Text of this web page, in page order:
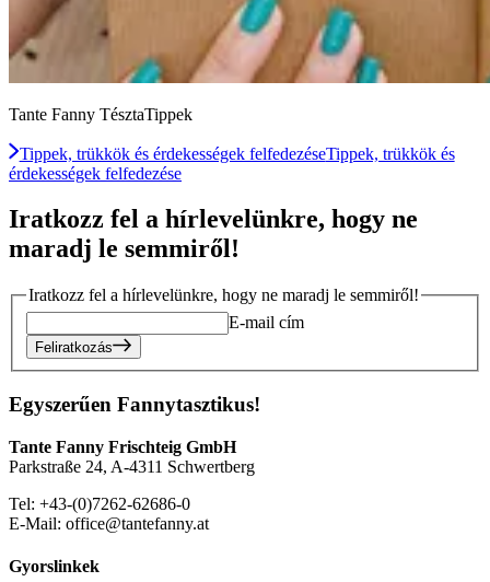
Tante Fanny TésztaTippek
Tippek, trükkök és érdekességek felfedezéseTippek, trükkök és
érdekességek felfedezése
Iratkozz fel a hírlevelünkre, hogy ne
maradj le semmiről!
Iratkozz fel a hírlevelünkre, hogy ne maradj le semmiről!
E-mail cím
Feliratkozás
Egyszerűen Fannytasztikus!
Tante Fanny Frischteig GmbH
Parkstraße 24, A-4311 Schwertberg
Tel: +43-(0)7262-62686-0
E-Mail: office@tantefanny.at
Gyorslinkek